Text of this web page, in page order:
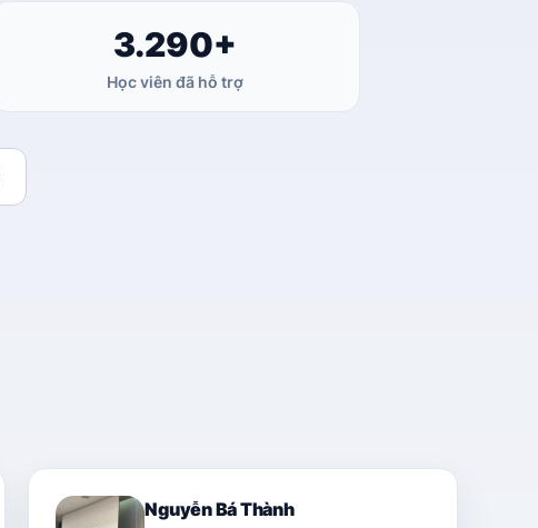
3.290+
Học viên đã hỗ trợ
Nguyễn Bá Thành